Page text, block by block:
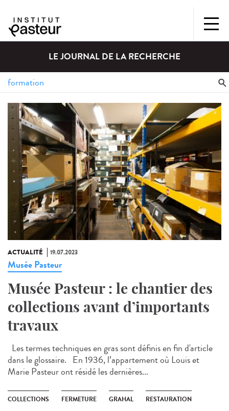
LE JOURNAL DE LA RECHERCHE
ACTUALITÉ 19.07.2023
Musée Pasteur
Musée Pasteur : le chantier des
collections avant d’importants
travaux
Les termes techniques en gras sont définis en fin d'article
dans le glossaire. En 1936, l’appartement où Louis et
Marie Pasteur ont résidé les dernières...
COLLECTIONS FERMETURE GRAHAL RESTAURATION